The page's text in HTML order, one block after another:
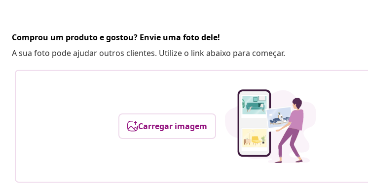
Comprou um produto e gostou? Envie uma foto dele!
A sua foto pode ajudar outros clientes. Utilize o link abaixo para começar.
Carregar imagem